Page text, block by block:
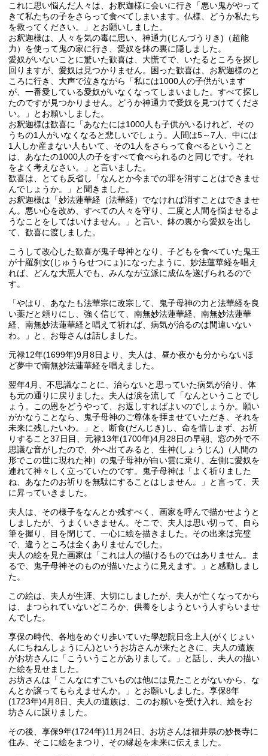
これに思い悩んだ人々は、お釈迦様に会いに行き「悪い鬼がやって
きて私たちの子をさらって食べてしまいます。仏様、どうか私たち
を救ってください。」とお願いしました。
お釈迦様は、人々を気の毒に思い、神通力(じんづうりき)（超能
力）を使って鬼の家に行き、愛奴を鉢の裏に隠しました。
愛奴がいないことに驚いた歓喜は、大慌てで、いたるところを探し
回りますが、愛奴は見つかりません。困った歓喜は、お釈迦様のと
ころに行き、大声で泣きながら「私には1000人の子供がいます
が、一番愛している愛奴がいなくなってしまいました。すべて探し
たのですが見つかりません。どうか神通力で愛奴を見つけてくださ
い。」とお願いしました。
お釈迦様は歓喜に「あなたには1000人も子供がいるけれど、その
うちの1人がいなくなると悲しいでしょう。人間は5～7人、中には
1人しか産まない人もいて、その1人をさらって食べるということ
は、あなたの1000人の子をすべて食べられるのと同じです。それ
をよく考えなさい。」と言いました。
歓喜は、とても反省し「なんとか今までの罪を消すことはできませ
んでしょうか。」と聞きました。
お釈迦様は「妙法蓮華経（法華経）でなければ消すことはできませ
ん。悪い心を改め、すべての人々を守り、二度と人間を悩ませるよ
うなことをしてはいけません。」と言い、鉢の裏から愛奴を出し
て、歓喜に渡しました。
こうして改心した歓喜が鬼子母神となり、子どもを食べていた鬼王
が十羅刹女(じゅうらせつにょ)になったように、妙法蓮華経を唱え
れば、どんな大悪人でも、みんなが立派に成仏を遂げられるので
す。
「やはり、あなたも法華宗に改宗して、鬼子母神の力と法華経を良
い薬だと頼りにし、強く信じて、南無妙法蓮華経、南無妙法蓮華
経、南無妙法蓮華経と唱えて祈れば、病気が治るのは間違いない
わ。」と、お母さんは話しました。
元禄12年(1699年)9月8日より、夫人は、昼か夜かも分からないほ
ど夢中で南無妙法蓮華経を唱えました。
翌年4月、不思議なことに、治らないと思っていた病気が治り、体
も元の通りに戻りました。夫人は涙を流して「なんということでし
ょう。この恩をどうやって、お返しすればよいのでしょうか。願い
がかなうことなら、鬼子母神のご尊体を拝ませていただき、それを
未来に残したいわ。」と、断食(だんじき)し、命を惜しまず、お祈
りすること37日目、元禄13年(1700年)4月28日の早朝、窓の外で不
思議な音がしたので、外へ出てみると、生神(しょうじん)（人間の
形でこの世に現れた神）の鬼子母神が白い雲に乗り、左側に愛奴を
連れて神々しく立っていたのです。鬼子母神は「よく祈りました
ね、あなたのお祈りを無駄にすることはしません。」と言って、天
に昇っていきました。
夫人は、その様子をなんとか残すべく、画家を呼んで描かせようと
しましたが、うまくいきません。そこで、夫人は思い切って、自ら
筆を握り、目を閉じて、一心に絵を描きました。その出来は完璧
で、違うところは全くありませんでした。
夫人の絵を見た画家は「これは人の描けるものではありません。ま
るで、鬼子母神そのものが描いたように見えます。」と感動しまし
た。
この絵は、夫人が生涯、大切にしましたが、夫人が亡くなってから
は、まつられていないどころか、供養をしようという人すらいませ
んでした。
享保の時代、各地をめぐり歩いていた學恕院日念上人(がくじょい
んにちねんしょうにん)というお坊さんが来たときに、夫人の遺族
がお坊さんに「こういうことがありまして。」と話し、夫人の描い
た絵を見せました。
お坊さんは「こんなにすごいものは他には見たことがないから、な
んとか譲ってもらえませんか。」とお願いしました。享保8年
(1723年)4月8日、夫人の遺族は、このお願いを受け入れ、絵をお
坊さんに譲りました。
その後、享保9年(1724年)11月24日、お坊さんは福井県の妙長寺に
住み、そこに絵をまつり、その縁起を未来に伝えました。